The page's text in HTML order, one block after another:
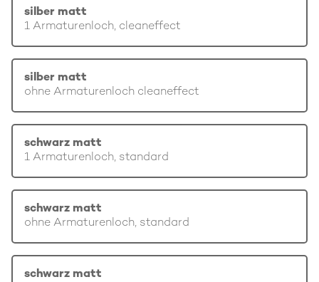
silber matt
1 Armaturenloch, cleaneffect
silber matt
ohne Armaturenloch cleaneffect
schwarz matt
1 Armaturenloch, standard
schwarz matt
ohne Armaturenloch, standard
schwarz matt